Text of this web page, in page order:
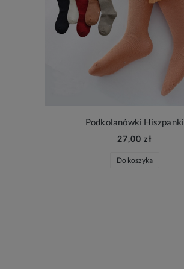
Podkolanówki Hiszpanki
27,00 zł
Do koszyka